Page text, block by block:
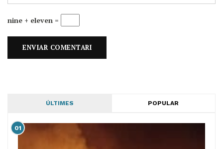
nine + eleven =
ÚLTIMES POPULAR
01